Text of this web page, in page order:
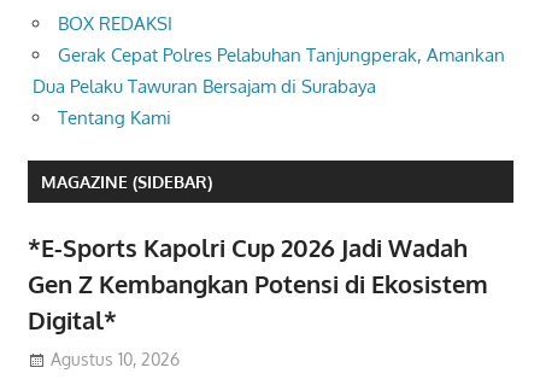
BOX REDAKSI
Gerak Cepat Polres Pelabuhan Tanjungperak, Amankan
Dua Pelaku Tawuran Bersajam di Surabaya
Tentang Kami
MAGAZINE (SIDEBAR)
*E-Sports Kapolri Cup 2026 Jadi Wadah
Gen Z Kembangkan Potensi di Ekosistem
Digital*
Agustus 10, 2026